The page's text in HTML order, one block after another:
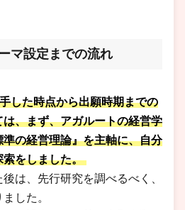
マ設定までの流れ
した時点から出願時期までの
、まず、アガルートの経営学
の経営理論』を主軸に、自分
をしました。
は、先行研究を調べるべく、
した。